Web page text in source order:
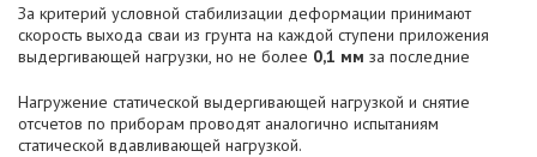
За критерий условной стабилизации деформации принимают
скорость выхода сваи из грунта на каждой ступени приложения
выдергивающей нагрузки, но не более 0,1 мм за последние
Нагружение статической выдергивающей нагрузкой и снятие
отсчетов по приборам проводят аналогично испытаниям
статической вдавливающей нагрузкой.